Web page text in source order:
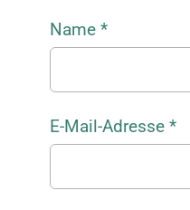
Name *
E-Mail-Adresse *